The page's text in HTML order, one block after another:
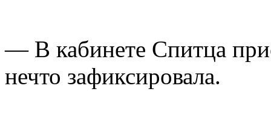
— В кабинете Спитца
нечто зафиксировала.